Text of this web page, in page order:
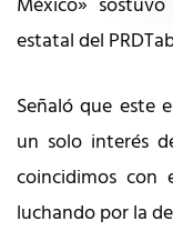
estatal del
Señaló que este
un solo interés
coincidimos con
luchando por la